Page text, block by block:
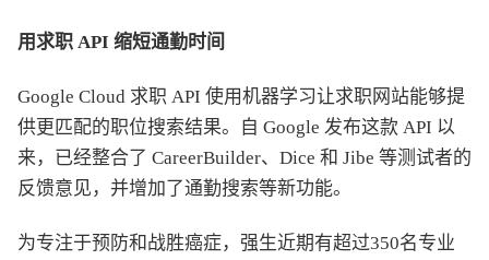
用求职 API 缩短通勤时间
Google Cloud 求职 API 使用机器学习让求职网站能够提
供更匹配的职位搜索结果。自 Google 发布这款 API 以
来，已经整合了 CareerBuilder、Dice 和 Jibe 等测试者的
反馈意见，并增加了通勤搜索等新功能。
为专注于预防和战胜癌症，强生近期有超过350名专业